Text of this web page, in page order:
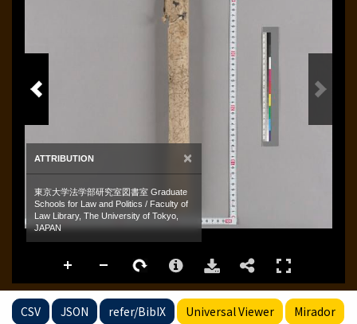
CSV JSON refer/BibIX Universal Viewer Mirador